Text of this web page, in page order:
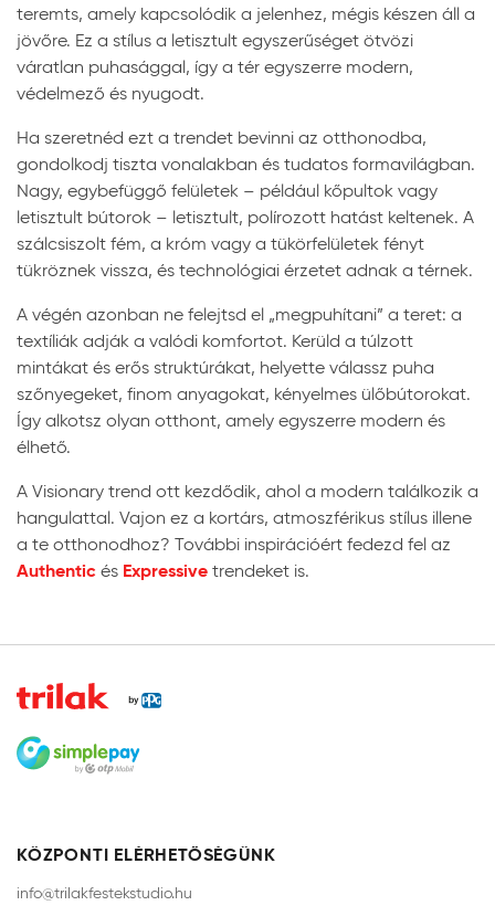
teremts, amely kapcsolódik a jelenhez, mégis készen áll a
jövőre. Ez a stílus a letisztult egyszerűséget ötvözi
váratlan puhasággal, így a tér egyszerre modern,
védelmező és nyugodt.
Ha szeretnéd ezt a trendet bevinni az otthonodba,
gondolkodj tiszta vonalakban és tudatos formavilágban.
Nagy, egybefüggő felületek – például kőpultok vagy
letisztult bútorok – letisztult, polírozott hatást keltenek. A
szálcsiszolt fém, a króm vagy a tükörfelületek fényt
tükröznek vissza, és technológiai érzetet adnak a térnek.
A végén azonban ne felejtsd el „megpuhítani” a teret: a
textíliák adják a valódi komfortot. Kerüld a túlzott
mintákat és erős struktúrákat, helyette válassz puha
szőnyegeket, finom anyagokat, kényelmes ülőbútorokat.
Így alkotsz olyan otthont, amely egyszerre modern és
élhető.
A Visionary trend ott kezdődik, ahol a modern találkozik a
hangulattal. Vajon ez a kortárs, atmoszférikus stílus illene
a te otthonodhoz? További inspirációért fedezd fel az
Authentic és Expressive trendeket is.
KÖZPONTI ELÉRHETŐSÉGÜNK
info@trilakfestekstudio.hu